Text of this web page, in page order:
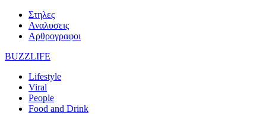
Στηλες
Αναλυσεις
Αρθρογραφοι
BUZZLIFE
Lifestyle
Viral
People
Food and Drink